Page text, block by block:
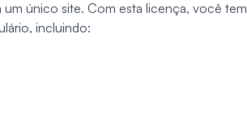
único site. Com esta licença, você tem
incluindo: